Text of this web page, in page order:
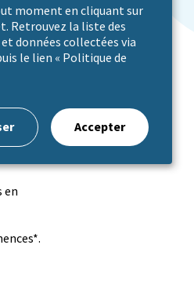
…
de
en
moment en cliquant sur
Retrouvez la liste des
données collectées via
le lien « Politique de
Accepter